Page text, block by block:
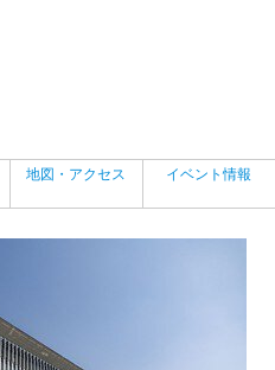
地図・アクセス イベント情報